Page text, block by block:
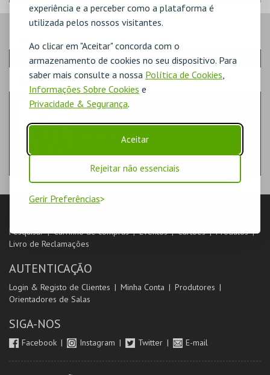
experiência e a perceber como a plataforma é
utilizada pelos nossos visitantes.
Ao clicar em "Aceitar" concorda com o
armazenamento de cookies no seu dispositivo. Para
saber mais consulte a nossa Política de Cookies,
Informações Sobre Cookies e
Privacidade & Segurança.
Aceitar
Rejeitar não essenciais
Gerir Preferências
PASSO - QUANTIDADE CARTÃO
PASSO- PRODUTO
PASSE CICLO COMÉDIA ANOS 90
CAPITÓLIO.
Pesquisar Carrinho de compras Eventos Cartões
Produtos
Livro de Reclamações
AUTENTICAÇÃO
Login & Registo de Clientes Minha Conta
Produtores
Orientadores de Salas
SIGA-NOS
Facebook Instagram Twitter E-mail